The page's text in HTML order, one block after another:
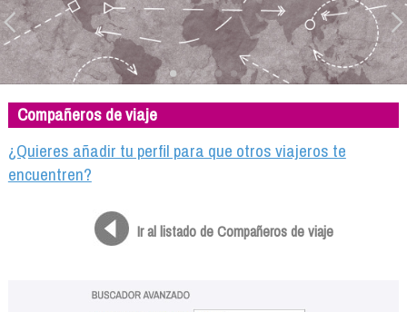
El proyecto
Blog
Viaja con nosotros
Camino solidario
Libros
Compañeros de viaje
Compañeros de viaje
¿Quieres añadir tu perfil para que otros viajeros te
encuentren?
Ir al listado de Compañeros de viaje